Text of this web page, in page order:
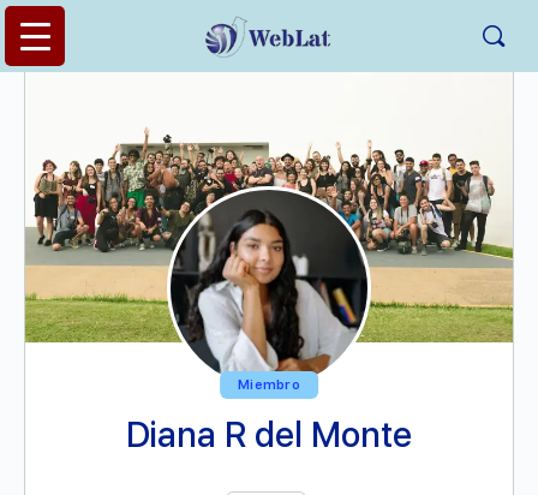
Miembro
Diana R del Monte